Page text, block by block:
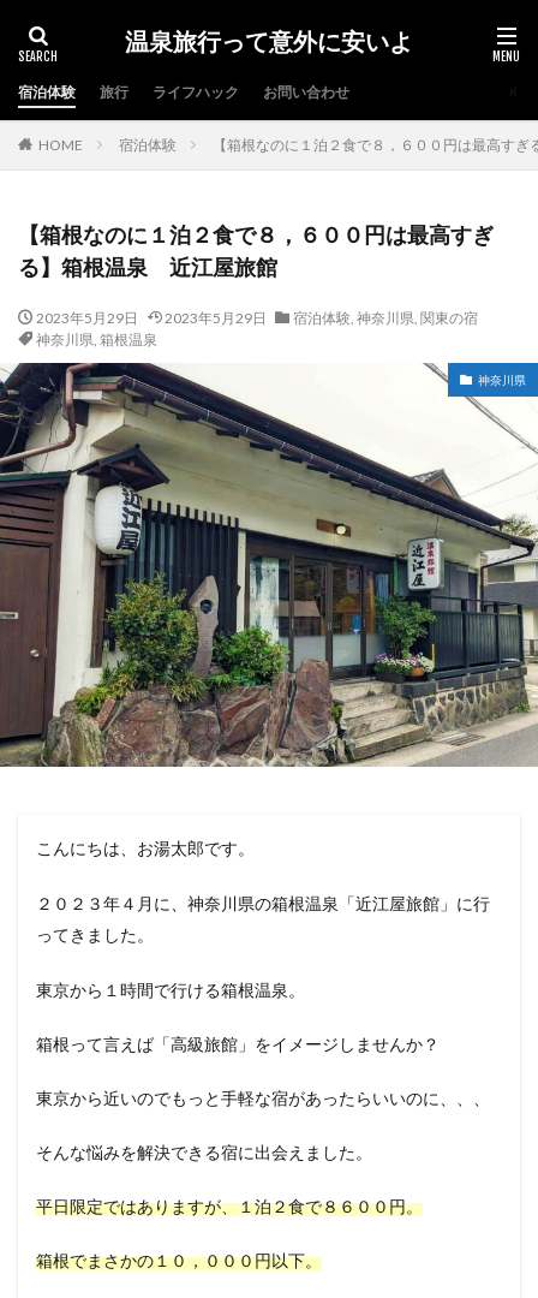
温泉旅行って意外に安いよ
宿泊体験 旅行 ライフハック お問い合わせ
HOME 宿泊体験 【箱根なのに１泊２食で８，６００円は最高す
【箱根なのに１泊２食で８，６００円は最高すぎ
る】箱根温泉 近江屋旅館
2023年5月29日 2023年5月29日 宿泊体験, 神奈川県, 関東の宿
神奈川県, 箱根温泉
神奈川県
こんにちは、お湯太郎です。
２０２３年４月に、神奈川県の箱根温泉「近江屋旅館」に行
ってきました。
東京から１時間で行ける箱根温泉。
箱根って言えば「高級旅館」をイメージしませんか？
東京から近いのでもっと手軽な宿があったらいいのに、、、
そんな悩みを解決できる宿に出会えました。
平日限定ではありますが、１泊２食で８６００円。
箱根でまさかの１０，０００円以下。